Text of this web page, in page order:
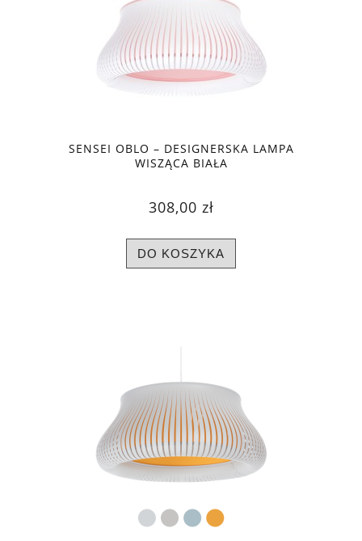
SENSEI OBLO – DESIGNERSKA LAMPA
WISZĄCA BIAŁA
308,00 zł
DO KOSZYKA